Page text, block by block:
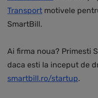
Transport motivele
SmartBill.
Ai firma noua? Primesti
daca esti la inceput de
smartbill.ro/startup.